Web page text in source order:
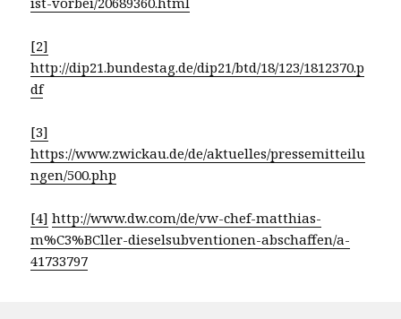
[2]
http://dip21.bundestag.de/dip21/btd/18/123/1812370.p
df
[3]
https://www.zwickau.de/de/aktuelles/pressemitteilu
ngen/500.php
[4] http://www.dw.com/de/vw-chef-matthias-
m%C3%BCller-dieselsubventionen-abschaffen/a-
41733797